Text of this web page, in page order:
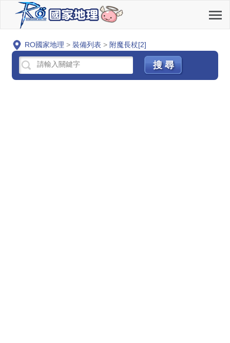
RO國家地理 > 裝備列表 > 附魔長杖[2]